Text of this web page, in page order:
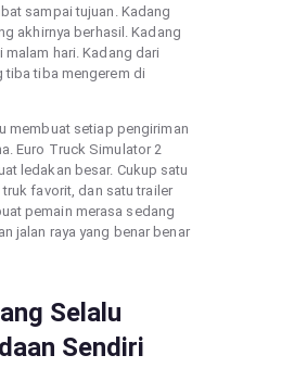
sampai tujuan. Kadang
akhirnya berhasil. Kadang
malam hari. Kadang dari
tiba tiba mengerem di
membuat setiap pengiriman
Euro Truck Simulator 2
ledakan besar. Cukup satu
favorit, dan satu trailer
pemain merasa sedang
jalan raya yang benar benar
Selalu
Sendiri